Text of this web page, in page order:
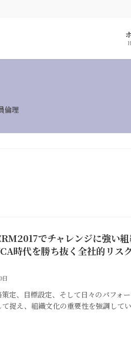
倫理
でチャレンジに強い
時代を勝ち抜く全社的リス
日
策定、目標設定、そして日々のパフォ
捉え、組織文化の重要性を強調してい